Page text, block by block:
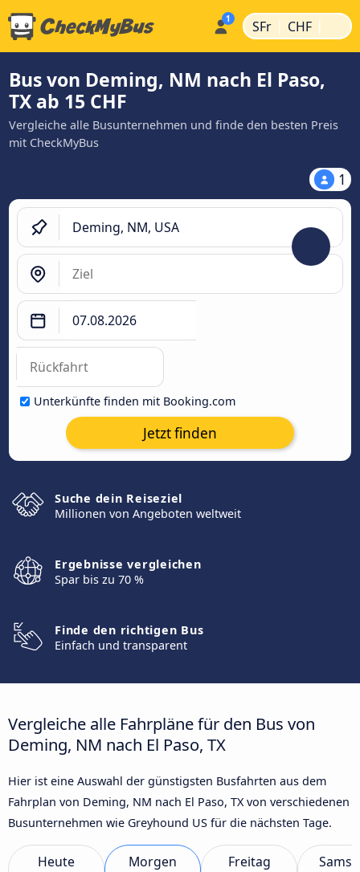
SFr | CHF |
Bus von Deming, NM nach El Paso,
TX ab 15 CHF
Vergleiche alle Busunternehmen und finde den besten Preis
mit CheckMyBus
1
Unterkünfte finden mit Booking.com
Jetzt finden
Suche dein Reiseziel
Millionen von Angeboten weltweit
Ergebnisse vergleichen
Spar bis zu 70 %
Finde den richtigen Bus
Einfach und transparent
Vergleiche alle Fahrpläne für den Bus von
Deming, NM nach El Paso, TX
Hier ist eine Auswahl der günstigsten Busfahrten aus dem
Fahrplan von Deming, NM nach El Paso, TX von verschiedenen
Busunternehmen wie Greyhound US für die nächsten Tage.
Heute Morgen Freitag